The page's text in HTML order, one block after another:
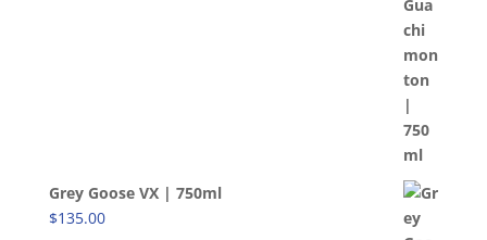
Grey Goose VX | 750ml
$135.00